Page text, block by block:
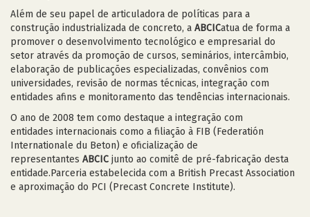
Além de seu papel de articuladora de políticas para a
construção industrializada de concreto, a ABCICatua de forma a
promover o desenvolvimento tecnológico e empresarial do
setor através da promoção de cursos, seminários, intercâmbio,
elaboração de publicações especializadas, convênios com
universidades, revisão de normas técnicas, integração com
entidades afins e monitoramento das tendências internacionais.
O ano de 2008 tem como destaque a integração com
entidades internacionais como a filiação à FIB (Federatión
Internationale du Beton) e oficialização de
representantes ABCIC junto ao comitê de pré-fabricação desta
entidade.Parceria estabelecida com a British Precast Association
e aproximação do PCI (Precast Concrete Institute).